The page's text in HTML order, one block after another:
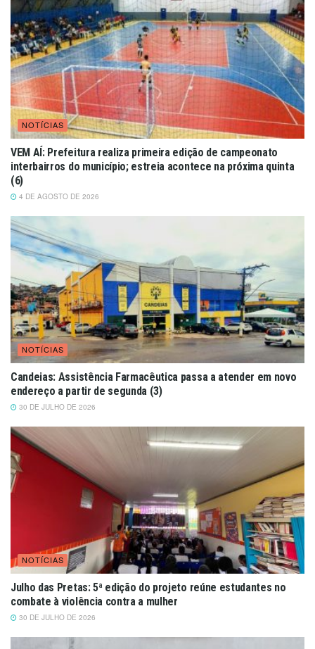
NOTÍCIAS
VEM AÍ: Prefeitura realiza primeira edição de campeonato
interbairros do município; estreia acontece na próxima quinta
(6)
4 DE AGOSTO DE 2026
NOTÍCIAS
Candeias: Assistência Farmacêutica passa a atender em novo
endereço a partir de segunda (3)
30 DE JULHO DE 2026
NOTÍCIAS
Julho das Pretas: 5ª edição do projeto reúne estudantes no
combate à violência contra a mulher
30 DE JULHO DE 2026